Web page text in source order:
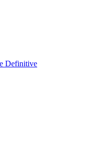
Definitive